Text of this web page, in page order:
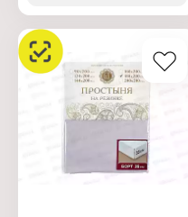
Материал: поплин
Состав ткани: 100%
хлопок
Плотность ткани: 105 г/